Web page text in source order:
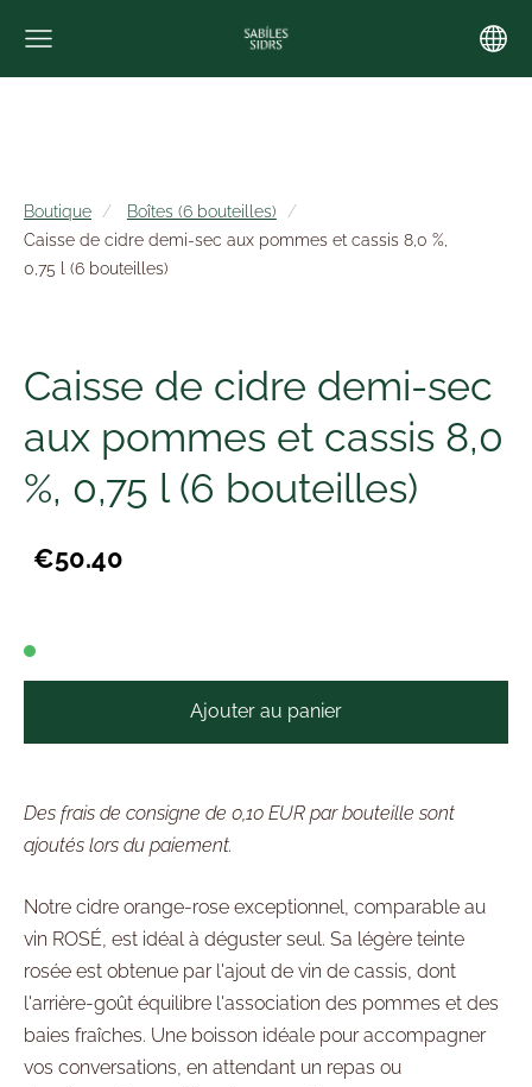
Boutique
Boîtes (6 bouteilles)
Caisse de cidre demi-sec aux pommes et cassis 8,0 %,
0,75 l (6 bouteilles)
Caisse de cidre demi-sec
aux pommes et cassis 8,0
%, 0,75 l (6 bouteilles)
€50.40
Ajouter au panier
Des frais de consigne de 0,10 EUR par bouteille sont
ajoutés lors du paiement.
Notre cidre orange-rose exceptionnel, comparable au
vin ROSÉ, est idéal à déguster seul. Sa légère teinte
rosée est obtenue par l'ajout de vin de cassis, dont
l'arrière-goût équilibre l'association des pommes et des
baies fraîches. Une boisson idéale pour accompagner
vos conversations, en attendant un repas ou